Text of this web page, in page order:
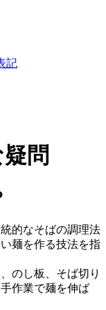
記
問
的なそばの調理法
麺を作る技法を指
のし板、そば切り
作業で麺を伸ば